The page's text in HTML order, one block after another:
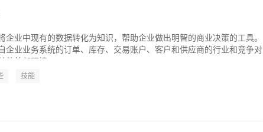
企业中现有的数据转化为知识，帮助企业做出明智的商业决策的工具。
企业业务系统的订单、库存、交易账户、客户和供应商的行业和竞争对
技能